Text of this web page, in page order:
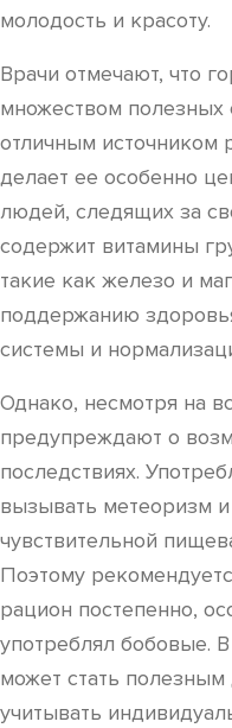
молодость и красоту.
Врачи отмечают, что
множеством полезных
отличным источником
делает ее особенно
людей, следящих за
содержит витамины
такие как железо и
поддержанию
системы и
Однако, несмотря на
предупреждают о
последствиях.
вызывать метеоризм
чувствительной
Поэтому
рацион постепенно,
употреблял бобовые.
может стать
учитывать